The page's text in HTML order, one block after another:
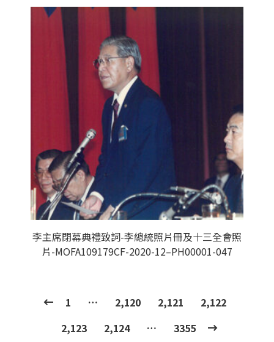
李主席閉幕典禮致詞-李總統照片冊及十三全會照
片-MOFA109179CF-2020-12–PH00001-047
1 … 2,120 2,121
2,122
2,123
2,124 … 3355